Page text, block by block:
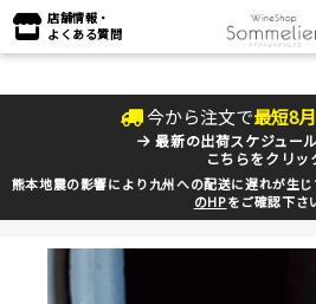
店舗情報・
よくある質問
今から注文で最短8月
最新の出荷スケジュー
こちらをクリッ
熊本地震の影響により九州への配送に遅れが生
のHPをご確認下さ